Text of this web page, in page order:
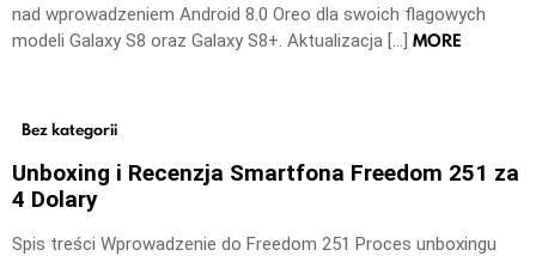
nad wprowadzeniem Android 8.0 Oreo dla swoich flagowych
modeli Galaxy S8 oraz Galaxy S8+. Aktualizacja […] MORE
Bez kategorii
Unboxing i Recenzja Smartfona Freedom 251 za
4 Dolary
Spis treści Wprowadzenie do Freedom 251 Proces unboxingu